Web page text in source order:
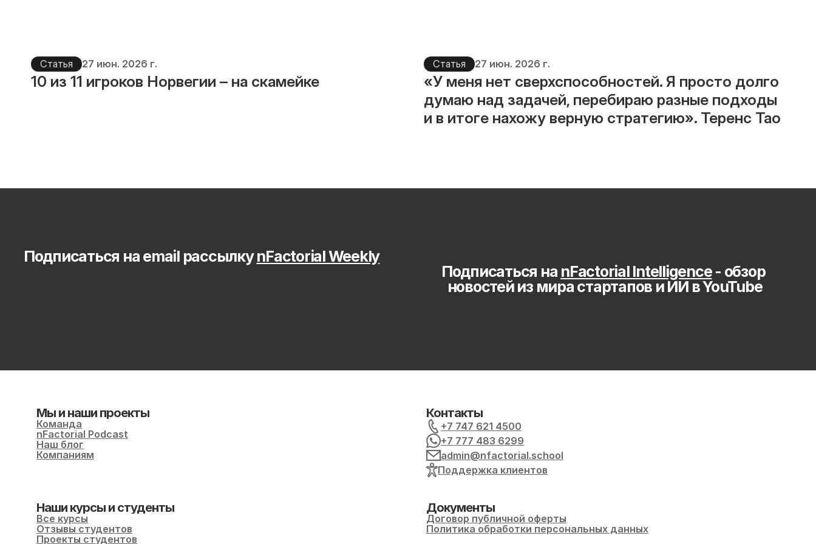
Статья 27 июн. 2026 г.
10 из 11 игроков Норвегии – на скамейке
Статья 27 июн. 2026 г.
«У меня нет сверхспособностей. Я просто долго
думаю над задачей, перебираю разные подходы
и в итоге нахожу верную стратегию». Теренс Тао
Подписаться на email рассылку nFactorial Weekly
Подписаться на nFactorial Intelligence - обзор
новостей из мира стартапов и ИИ в YouTube
Мы и наши проекты
Команда
nFactorial Podcast
Наш блог
Компаниям
Контакты
+7 747 621 4500
+7 777 483 6299
admin@nfactorial.school
Поддержка клиентов
Наши курсы и студенты
Все курсы
Отзывы студентов
Проекты студентов
Документы
Договор публичной оферты
Политика обработки персональных данных